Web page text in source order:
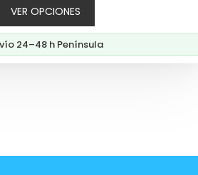
precios:
desde
120,90€
VER OPCIONES
24–48 h Península